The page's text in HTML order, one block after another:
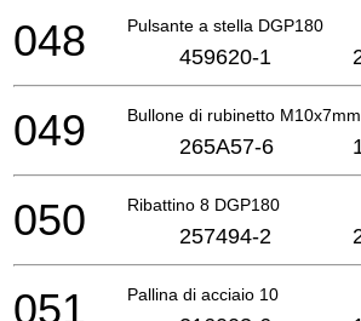
Pulsante a stella DGP180
048 459620-1
Bullone di rubinetto M10x7mm
049 265A57-6
Ribattino 8 DGP180
050 257494-2
Pallina di acciaio 10
051